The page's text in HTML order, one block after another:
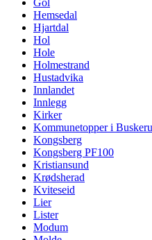
Gol
Hemsedal
Hjartdal
Hol
Hole
Holmestrand
Hustadvika
Innlandet
Innlegg
Kirker
Kommunetopper i
Kongsberg
Kongsberg PF100
Kristiansund
Krødsherad
Kviteseid
Lier
Lister
Modum